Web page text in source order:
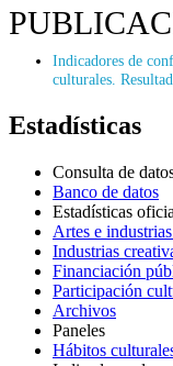
Indicadores de
culturales.
Estadísticas
Consulta de
Banco de datos
Estadísticas
Artes e
Industrias
Financiación
Participación
Archivos
Paneles
Hábitos